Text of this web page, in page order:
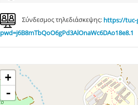
Σύνδεσμος τηλεδιάσκεψης: https://tuc-
pwd=j6B8mTbQoO6gPd3AlOnaWc6DAo18e8.1
+
-